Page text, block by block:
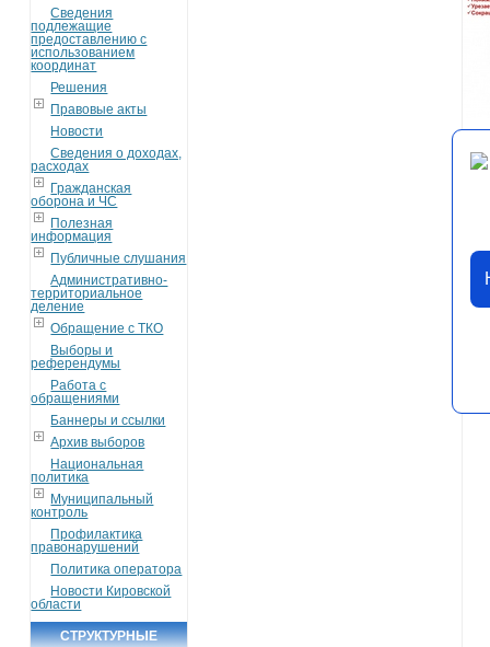
Сведения
подлежащие
предоставлению с
использованием
координат
Решения
Правовые акты
Новости
Сведения о доходах,
расходах
Гражданская
оборона и ЧС
Полезная
информация
Публичные слушания
Административно-
территориальное
деление
Обращение с ТКО
Выборы и
референдумы
Работа с
обращениями
Баннеры и ссылки
Архив выборов
Национальная
политика
Муниципальный
контроль
Профилактика
правонарушений
Политика оператора
Новости Кировской
области
СТРУКТУРНЫЕ